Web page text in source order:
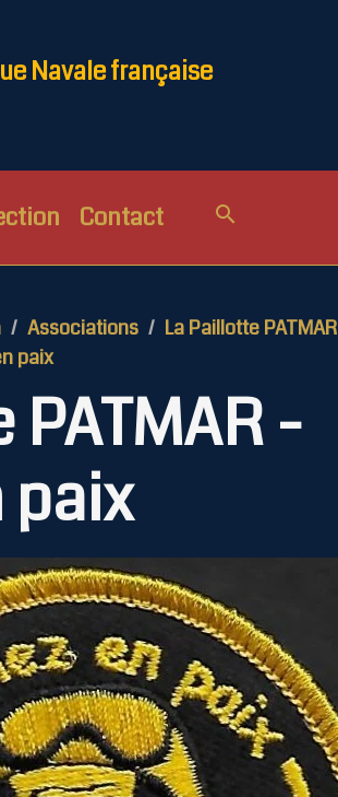
Navale française
Contact
Associations
La Paillotte PATMAR
paix
-
paix